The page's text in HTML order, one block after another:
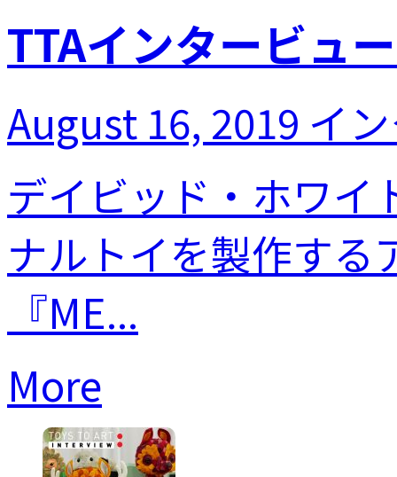
TTAインタービュ
August 16, 2019 イ
デイビッド・ホワ
ナルトイを製作する
『ME...
More